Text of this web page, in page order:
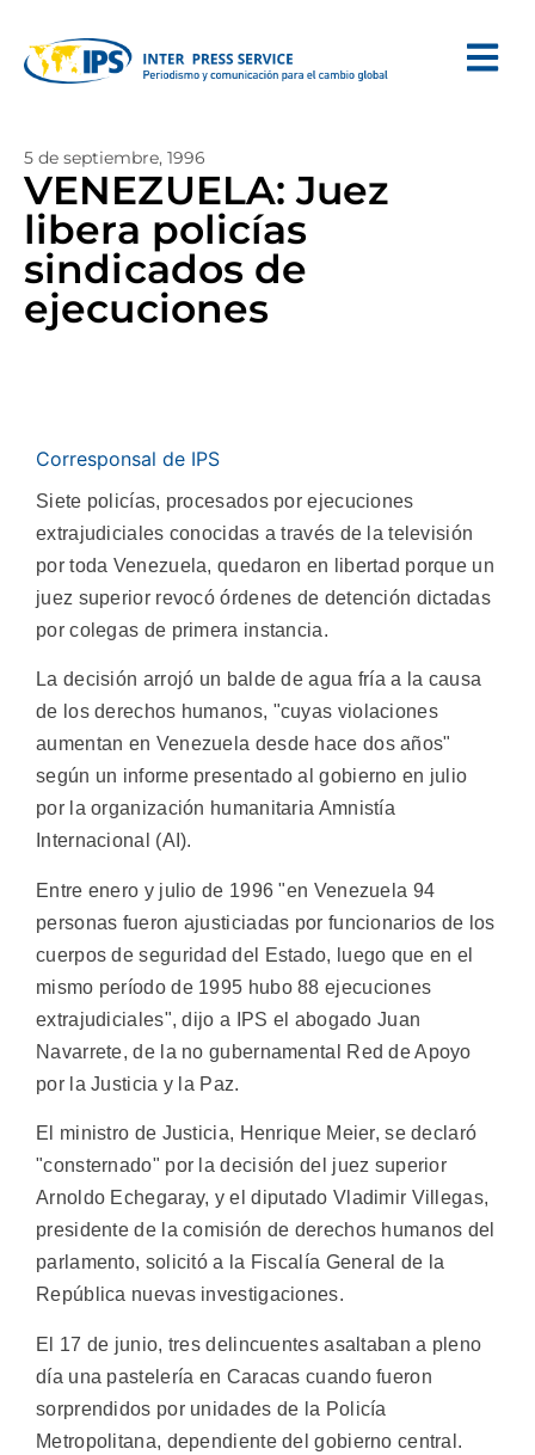
5 de septiembre, 1996
VENEZUELA: Juez
libera policías
sindicados de
ejecuciones
Corresponsal de IPS
Siete policías, procesados por ejecuciones
extrajudiciales conocidas a través de la televisión
por toda Venezuela, quedaron en libertad porque un
juez superior revocó órdenes de detención dictadas
por colegas de primera instancia.
La decisión arrojó un balde de agua fría a la causa
de los derechos humanos, "cuyas violaciones
aumentan en Venezuela desde hace dos años"
según un informe presentado al gobierno en julio
por la organización humanitaria Amnistía
Internacional (AI).
Entre enero y julio de 1996 "en Venezuela 94
personas fueron ajusticiadas por funcionarios de los
cuerpos de seguridad del Estado, luego que en el
mismo período de 1995 hubo 88 ejecuciones
extrajudiciales", dijo a IPS el abogado Juan
Navarrete, de la no gubernamental Red de Apoyo
por la Justicia y la Paz.
El ministro de Justicia, Henrique Meier, se declaró
"consternado" por la decisión del juez superior
Arnoldo Echegaray, y el diputado Vladimir Villegas,
presidente de la comisión de derechos humanos del
parlamento, solicitó a la Fiscalía General de la
República nuevas investigaciones.
El 17 de junio, tres delincuentes asaltaban a pleno
día una pastelería en Caracas cuando fueron
sorprendidos por unidades de la Policía
Metropolitana, dependiente del gobierno central.